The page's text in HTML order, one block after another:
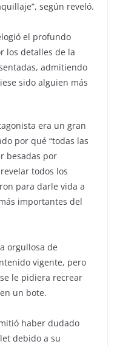
según reveló.
el profundo
los detalles de la
admitiendo
sido alguien más
era un gran
por qué “todas las
besadas por
todos los
para darle vida a
importantes del
orgullosa de
vigente, pero
le pidiera recrear
un bote.
haber dudado
debido a su